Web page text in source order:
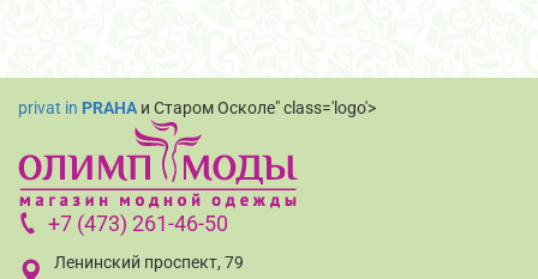
privat in PRAHA и Старом Осколе" class='logo'>
+7 (473) 261-46-50
Ленинский проспект, 79